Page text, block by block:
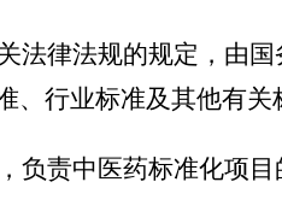
法律法规的规定，由
行业标准及其他有关
责中医药标准化项目